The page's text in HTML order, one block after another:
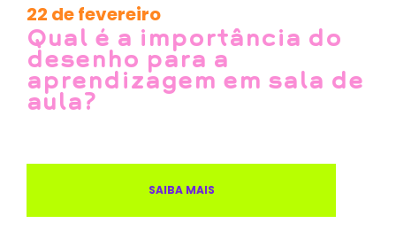
22 de fevereiro
Qual é a importância do
desenho para a
aprendizagem em sala de
aula?
SAIBA MAIS